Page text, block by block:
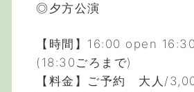
◎夕方公演
【時間】16:00 open
(18:30ごろまで)
【料金】ご予約 大人/